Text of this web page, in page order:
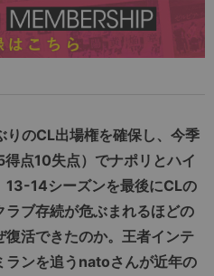
のCL出場権を確保し、今季
点10失点）でナポリとハイ
13-14シーズンを最後にCLの
ブ存続が危ぶまれるほどの
活できたのか。王者インテ
ランを追うnatoさんが近年の